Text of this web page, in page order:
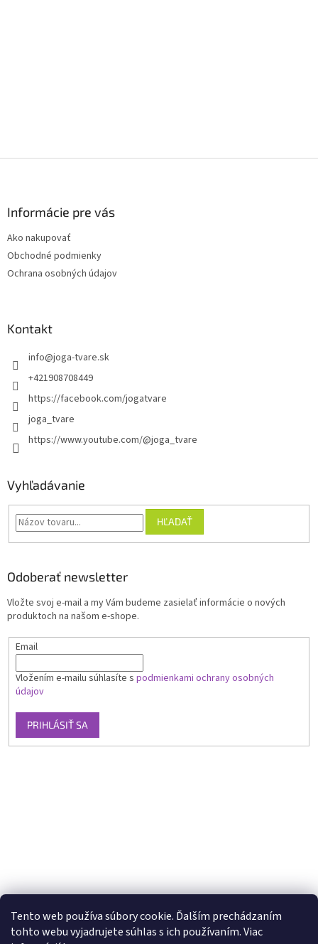
Tento web používa súbory cookie. Ďalším prechádzaním
tohto webu vyjadrujete súhlas s ich používaním. Viac
Informácie pre vás
Ako nakupovať
Obchodné podmienky
Ochrana osobných údajov
Kontakt
info@joga-tvare.sk
+421908708449
https://facebook.com/jogatvare
joga_tvare
https://www.youtube.com/@joga_tvare
Vyhľadávanie
HĽADAŤ
Odoberať newsletter
Vložte svoj e-mail a my Vám budeme zasielať informácie o nových
produktoch na našom e-shope.
Email
Vložením e-mailu súhlasíte s podmienkami ochrany osobných
údajov
PRIHLÁSIŤ SA